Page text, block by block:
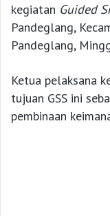
kegiatan Guided
Pandeglang,
Pandeglang,
Ketua pelaksana
tujuan GSS ini
pembinaan